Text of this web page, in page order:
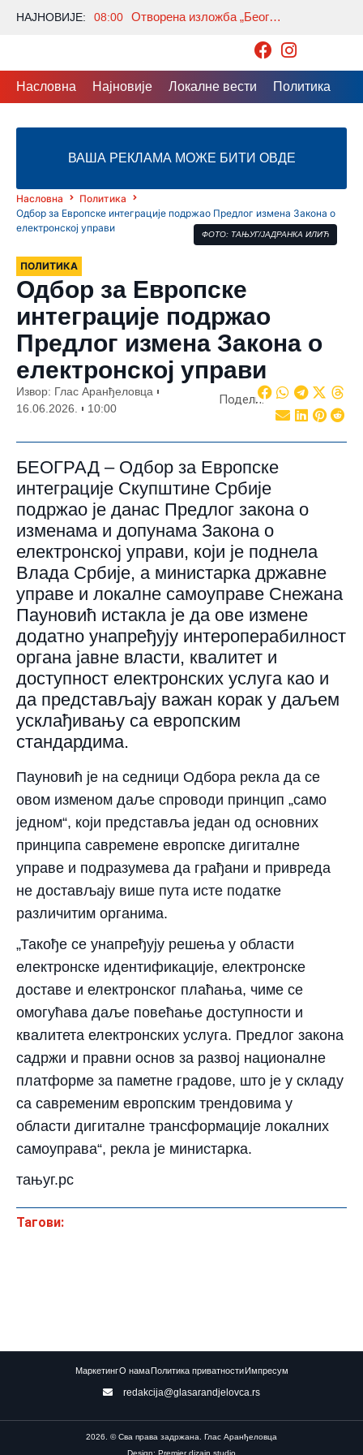
НАЈНОВИЈЕ: 08:00 Отворена изложба „Београдски лавиринт“ аутора Зорана Гребенаровића
Насловна Најновије Локалне вести Политика
ВАША РЕКЛАМА МОЖЕ БИТИ ОВДЕ
Насловна
Политика
Одбор за Европске интеграције подржао Предлог измена Закона о
електронској управи
ФОТО: ТАЊУГ/ЈАДРАНКА ИЛИЋ
ПОЛИТИКА
Одбор за Европске
интеграције подржао
Предлог измена Закона о
електронској управи
Извор: Глас Аранђеловца
16.06.2026.
10:00
Подели:
БЕОГРАД – Одбор за Европске
интеграције Скупштине Србије
подржао је данас Предлог закона о
изменама и допунама Закона о
електронској управи, који је поднела
Влада Србије, а министарка државне
управе и локалне самоуправе Снежана
Пауновић истакла је да ове измене
додатно унапређују интероперабилност
органа јавне власти, квалитет и
доступност електронских услуга као и
да представљају важан корак у даљем
усклађивању са европским
стандардима.
Пауновић је на седници Одбора рекла да се
овом изменом даље спроводи принцип „само
једном“, који представља један од основних
принципа савремене европске дигиталне
управе и подразумева да грађани и привреда
не достављају више пута исте податке
различитим органима.
„Такође се унапређују решења у области
електронске идентификације, електронске
доставе и електронског плаћања, чиме се
омогућава даље повећање доступности и
квалитета електронских услуга. Предлог закона
садржи и правни основ за развој националне
платформе за паметне градове, што је у складу
са савременим европским трендовима у
области дигиталне трансформације локалних
самоуправа“, рекла је министарка.
тањуг.рс
Тагови:
МаркетингО намаПолитика приватности Импресум
redakcija@glasarandjelovca.rs
2026. © Сва права задржана. Глас Аранђеловца
Design: Premier dizajn studio